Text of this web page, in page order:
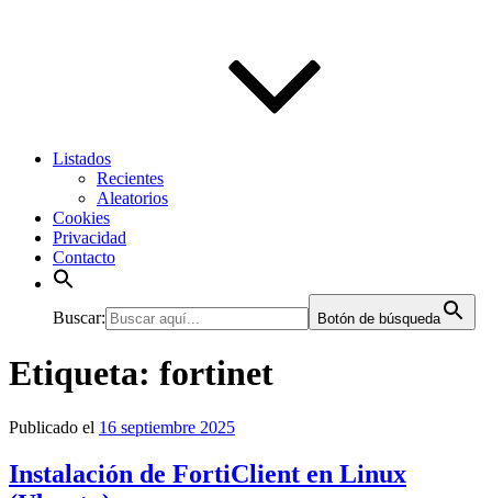
Listados
Recientes
Aleatorios
Cookies
Privacidad
Contacto
Buscar: Botón de búsqueda
Etiqueta: fortinet
Publicado el 16 septiembre 2025
Instalación de FortiClient en Linux